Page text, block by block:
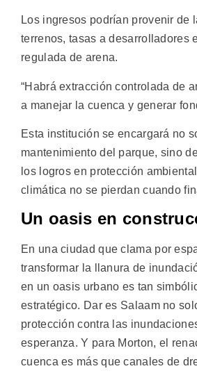
Los ingresos podrían provenir de
terrenos, tasas a desarrolladores
regulada de arena.
“Habrá extracción controlada de
a manejar la cuenca y generar
Esta institución se encargará no
mantenimiento del parque, sino
los logros en protección
climática no se pierdan cuando
Un oasis en
En una ciudad que clama por
transformar la llanura de
en un oasis urbano es tan
estratégico. Dar es Salaam no
protección contra las
esperanza. Y para Morton, el
cuenca es más que canales de